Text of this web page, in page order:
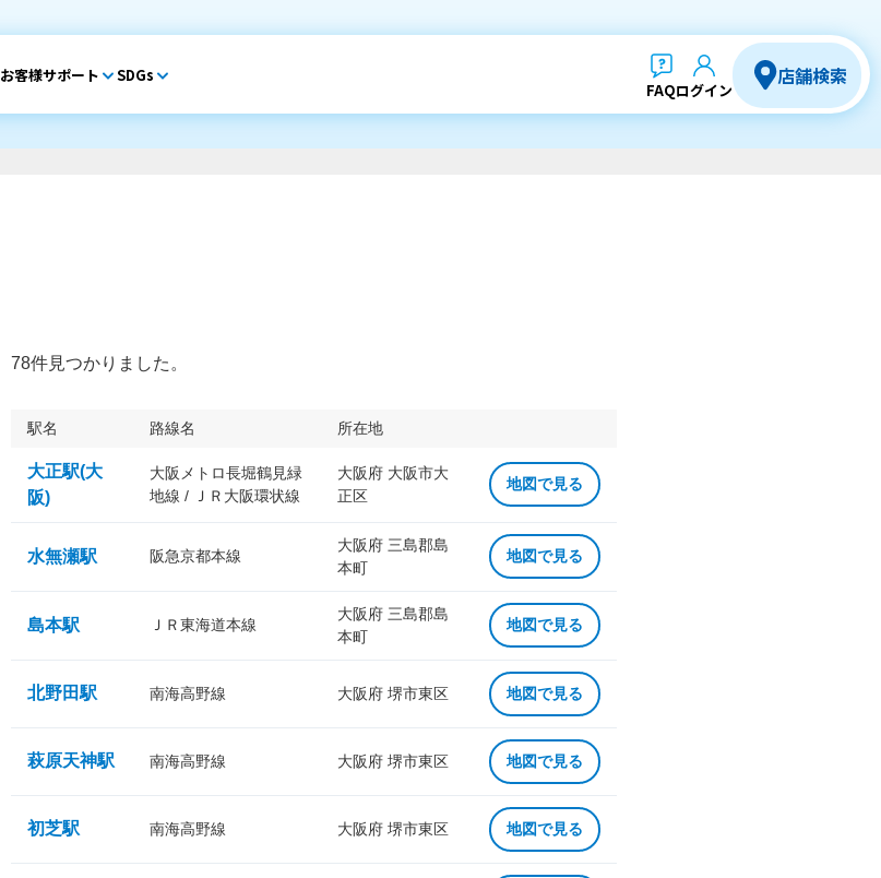
お客様サポート SDGs
FAQログイン
店舗検索
78件見つかりました。
駅名 路線名 所在地
大正駅(大
阪)
大阪メトロ長堀鶴見緑
地線 / ＪＲ大阪環状線
大阪府 大阪市大
正区
地図で見る
水無瀬駅 阪急京都本線
大阪府 三島郡島
本町
地図で見る
島本駅 ＪＲ東海道本線
大阪府 三島郡島
本町
地図で見る
北野田駅 南海高野線 大阪府 堺市東区 地図で見る
萩原天神駅 南海高野線 大阪府 堺市東区 地図で見る
初芝駅 南海高野線 大阪府 堺市東区 地図で見る